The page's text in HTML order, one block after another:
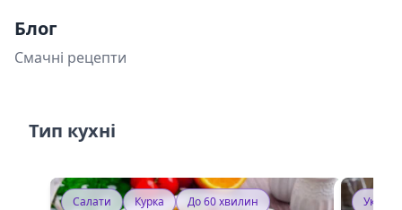
Блог
Смачні рецепти
Тип кухні
Салати Курка
До 60 хвилин